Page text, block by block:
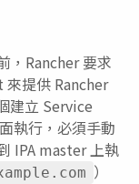
，Rancher 要求
來提供 Rancher
建立 Service
執行，必須手動
IPA master 上執
）